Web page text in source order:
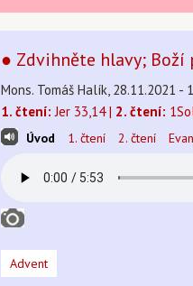
● Zdvihněte hlavy; Boží
Mons. Tomáš Halík, 28.11.2021 -
1. čtení: Jer 33,14 | 2. čtení:
Úvod 1. čtení 2. čtení
Advent